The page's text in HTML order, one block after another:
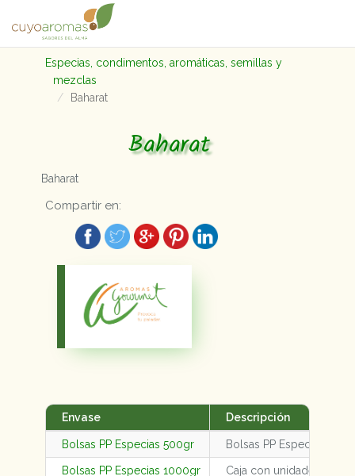
Especias, condimentos, aromáticas, semillas y
mezclas
Baharat
Baharat
Baharat
Compartir en:
Envase Descripción
Bolsas PP Especias 500gr Bolsas PP Especias
Bolsas PP Especias 1000gr Caja con unidades